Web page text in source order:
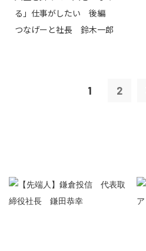
る」仕事がしたい 後編
つなげーと社長 鈴木一郎
1 2